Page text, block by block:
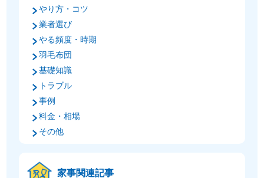
やり方・コツ
業者選び
やる頻度・時期
羽毛布団
基礎知識
トラブル
事例
料金・相場
その他
家事関連記事